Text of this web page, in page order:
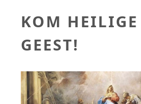
KOM HEILIGE
GEEST!